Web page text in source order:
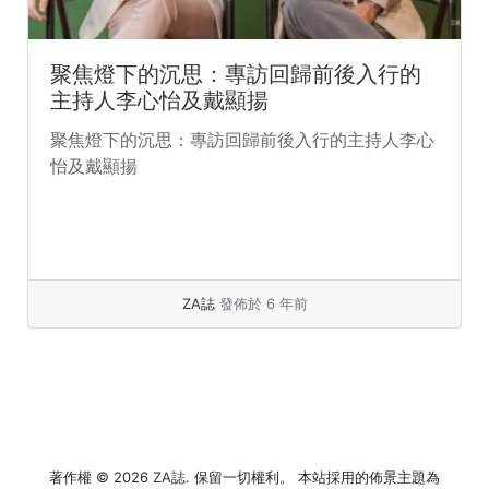
聚焦燈下的沉思：專訪回歸前後入行的
主持人李心怡及戴顯揚
聚焦燈下的沉思：專訪回歸前後入行的主持人李心
怡及戴顯揚
ZA誌 發佈於 6 年前
著作權 © 2026 ZA誌. 保留一切權利。 本站採用的佈景主題為